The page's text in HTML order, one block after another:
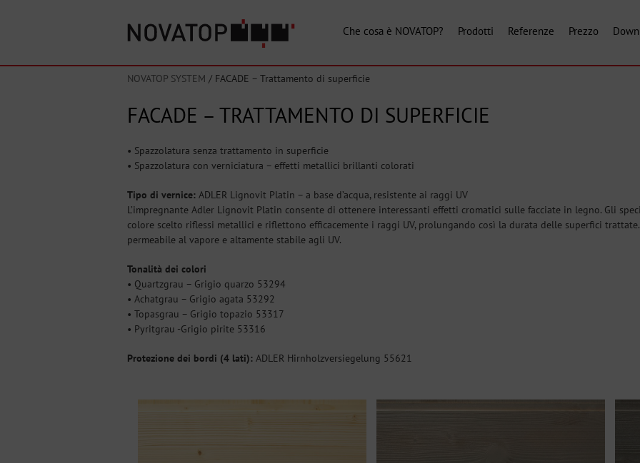
Che cosa è NOVATOP? Prodotti Referenze Prezzo
NOVATOP SYSTEM / FACADE – Trattamento di superficie
FACADE – TRATTAMENTO DI SUPERFICIE
• Spazzolatura senza trattamento in superficie
• Spazzolatura con verniciatura – effetti metallici brillanti colorati
Tipo di vernice: ADLER Lignovit Platin – a base d’acqua, resistente ai raggi UV
L’impregnante Adler Lignovit Platin consente di ottenere interessanti effetti cromatici sulle facciate in legno. Gli
colore scelto riflessi metallici e riflettono efficacemente i raggi UV, prolungando così la durata delle superfici
permeabile al vapore e altamente stabile agli UV.
Tonalità dei colori
• Quartzgrau – Grigio quarzo 53294
• Achatgrau – Grigio agata 53292
• Topasgrau – Grigio topazio 53317
• Pyritgrau -Grigio pirite 53316
Protezione dei bordi (4 lati): ADLER Hirnholzversiegelung 55621